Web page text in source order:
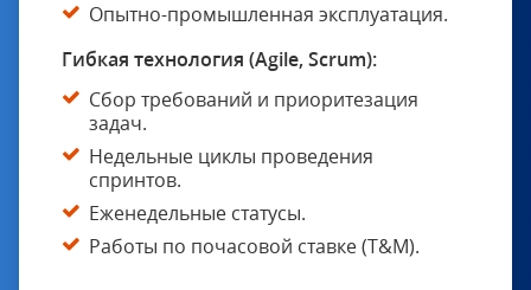
Опытно-промышленная эксплуатация.
Гибкая технология (Agile, Scrum):
Cбор требований и приоритезация
задач.
Недельные циклы проведения
спринтов.
Еженедельные статусы.
Работы по почасовой ставке (T&M).